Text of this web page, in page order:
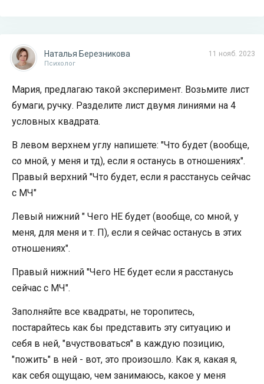
11 нояб. 2023
Наталья Березникова
Психолог
Мария, предлагаю такой эксперимент. Возьмите лист
бумаги, ручку. Разделите лист двумя линиями на 4
условных квадрата.
В левом верхнем углу напишете: "Что будет (вообще,
со мной, у меня и тд), если я останусь в отношениях".
Правый верхний "Что будет, если я расстанусь сейчас
с МЧ"
Левый нижний " Чего НЕ будет (вообще, со мной, у
меня, для меня и т. П), если я сейчас останусь в этих
отношениях".
Правый нижний "Чего НЕ будет если я расстанусь
сейчас с МЧ".
Заполняйте все квадраты, не торопитесь,
постарайтесь как бы представить эту ситуацию и
себя в ней, "вчуствоваться" в каждую позицию,
"пожить" в ней - вот, это произошло. Как я, какая я,
как себя ощущаю, чем занимаюсь, какое у меня